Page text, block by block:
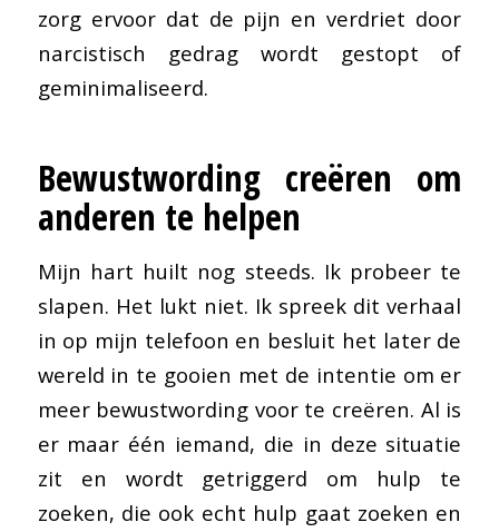
zorg ervoor dat de pijn en verdriet door
narcistisch gedrag wordt gestopt of
geminimaliseerd.
Bewustwording creëren om
anderen te helpen
Mijn hart huilt nog steeds. Ik probeer te
slapen. Het lukt niet. Ik spreek dit verhaal
in op mijn telefoon en besluit het later de
wereld in te gooien met de intentie om er
meer bewustwording voor te creëren. Al is
er maar één iemand, die in deze situatie
zit en wordt getriggerd om hulp te
zoeken, die ook echt hulp gaat zoeken en